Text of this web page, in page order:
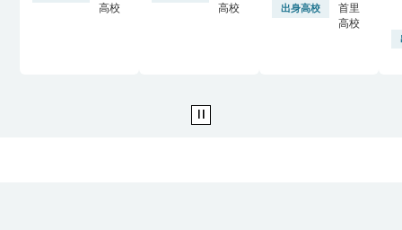
高校
高校
出身高校
首里
高校